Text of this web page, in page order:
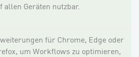
allen Geräten nutzbar.
für Chrome, Edge oder
um Workflows zu optimieren,